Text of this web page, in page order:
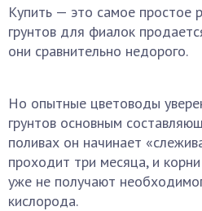
Купить — это самое простое
грунтов для фиалок
они сравнительно недорого.
Но опытные цветоводы
грунтов основным
поливах он начинает
проходит три месяца, и
уже не получают
кислорода.